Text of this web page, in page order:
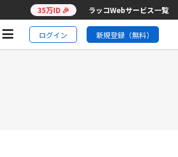
35万ID 🎉 ラッコWebサービス一覧
ログイン 新規登録（無料）